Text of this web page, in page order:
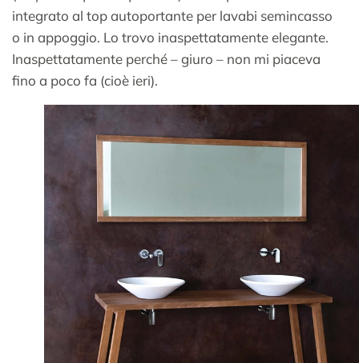
integrato al top autoportante per lavabi semincasso
o in appoggio. Lo trovo inaspettatamente elegante.
Inaspettatamente perché – giuro – non mi piaceva
fino a poco fa (cioè ieri).